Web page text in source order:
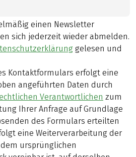
einen Newsletter
sich jederzeit wieder abmelden.
gelesen und
Kontaktformulars erfolgt eine
angeführten Daten durch
Verantwortlichen zum
Ihrer Anfrage auf Grundlage
des Formulars erteilten
eine Weiterverarbeitung der
ursprünglichen